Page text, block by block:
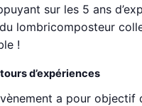
sur les 5 ans
lombricomposteur
!
d’expériences
a pour objectif